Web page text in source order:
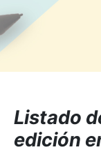
Listado
edición